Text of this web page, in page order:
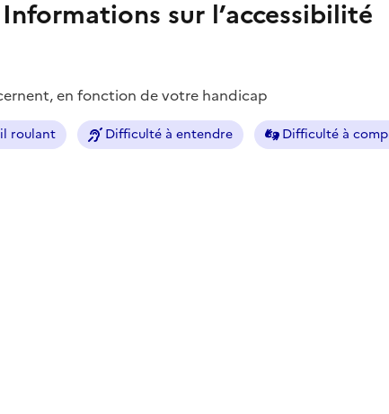
Informations sur l’accessibilité
en fonction de votre handicap
roulant Difficulté à entendre Difficulté à